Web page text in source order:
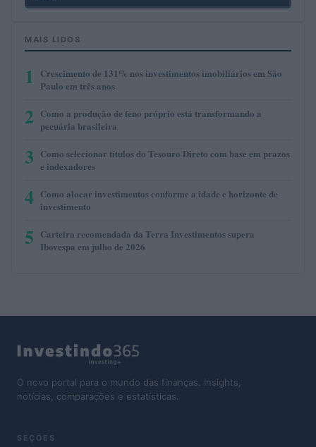
MAIS LIDOS
1
Crescimento de 131% nos investimentos imobiliários em São
Paulo em três anos
2 Como a produção de feno próprio está transformando a
pecuária brasileira
3 Como selecionar títulos do Tesouro Direto com base em prazos
e indexadores
4 Como alocar investimentos conforme a idade e horizonte de
investimento
5 Carteira recomendada da Terra Investimentos supera
Ibovespa em julho de 2026
O novo portal para o mundo das finanças. Insights,
notícias, comparações e estatísticas.
SEÇÕES